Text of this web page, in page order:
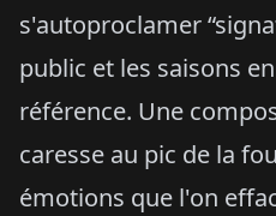
s'autoproclamer
public et les saisons
référence. Une
caresse au pic de la
émotions que l'on